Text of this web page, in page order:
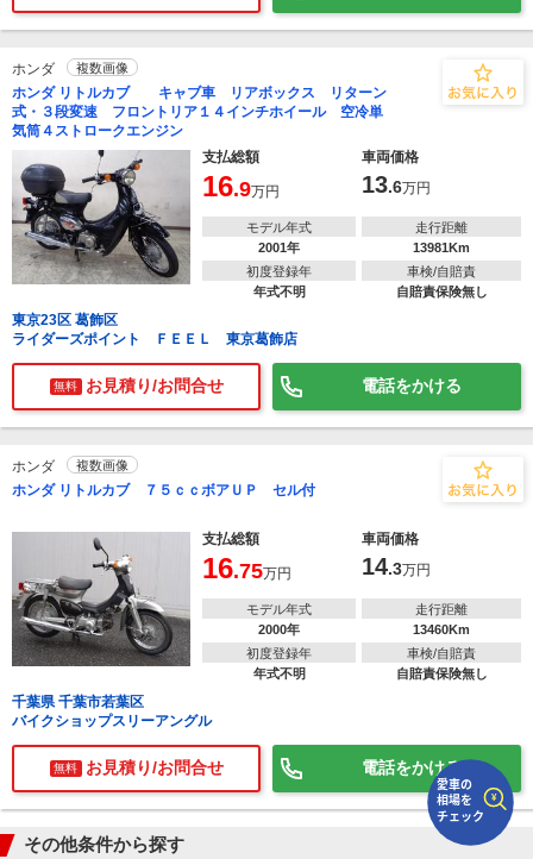
ホンダ 複数画像
ホンダ リトルカブ キャブ車 リアボックス リターン
式・３段変速 フロントリア１４インチホイール 空冷単
気筒４ストロークエンジン
支払総額
車両価格
16.9万円 13.6万円
モデル年式
2001年
走行距離
13981Km
初度登録年
年式不明
車検/自賠責
自賠責保険無し
東京23区 葛飾区
ライダーズポイント ＦＥＥＬ 東京葛飾店
無料 お見積り/お問合せ 電話をかける
ホンダ 複数画像
ホンダ リトルカブ ７５ｃｃボアＵＰ セル付
支払総額 車両価格
16.75万円 14.3万円
モデル年式
2000年
走行距離
13460Km
初度登録年
年式不明
車検/自賠責
自賠責保険無し
千葉県 千葉市若葉区
バイクショップスリーアングル
無料 お見積り/お問合せ 電話をかける
その他条件から探す
相場をチェック！
車種選択するだけ、かんたん相場検索
排気量
車種
走行距離(任意)